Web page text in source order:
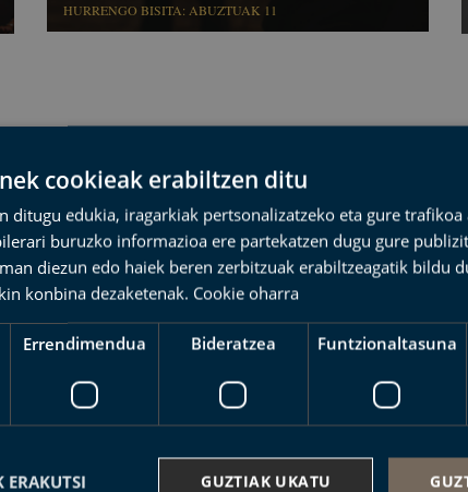
HURRENGO BISITA: ABUZTUAK 11
azken albisteak
cookieak erabiltzen ditu
ditugu edukia, iragarkiak pertsonalizatzeko eta gure trafikoa
buruzko informazioa ere partekatzen dugu gure
diezun edo haiek beren zerbitzuak erabiltzeagatik bildu
konbina dezaketenak. Cookie oharra
Errendimendua Bideratzea Funtzionaltasuna
GUZTIAK UKATU
ERAKUTSI